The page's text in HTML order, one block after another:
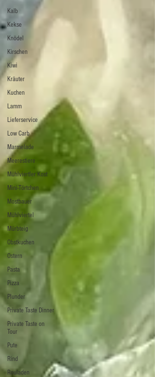
Kalb
Kekse
Knödel
Kirschen
Kiwi
Kräuter
Kuchen
Lamm
Lieferservice
Low Carb
Marmelade
Meerestiere
Mühlviertler Kost
Mini-Törtchen
Mostbauer
Mühlviertel
Mürbteig
Obstkuchen
Ostern
Pasta
Pizza
Plunder
Private Taste Dinner
Private Taste on
Tour
Pute
Rind
Rouladen